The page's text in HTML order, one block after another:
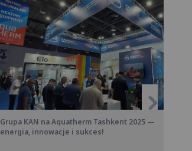
Grupa KAN na Aquatherm Tashkent 2025 —
energia, innowacje i sukces!